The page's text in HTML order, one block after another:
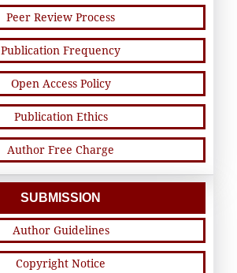
Peer Review Process
Publication Frequency
Open Access Policy
Publication Ethics
Author Free Charge
SUBMISSION
Author Guidelines
Copyright Notice